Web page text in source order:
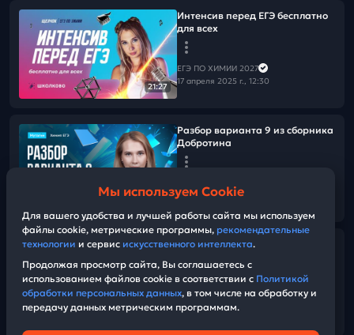
21:27
Интенсив перед ЕГЭ бесплатно
для всех
ЕГЭ ПО ХИМИИ 2027
17 апреля 2025 г., 12:30
Разбор варианта 9 из сборника
Добротина
17 апреля 2025 г., 12:30
01:21:23
Разбор варианта 8 из сборника
ЕГЭ ПО ХИМИИ 2027
15 апреля 2025 г., 12:30
Мы используем Cookie
Для вашего удобства и лучшей работы сайта мы используем
файлы cookie, метрические программы, рекомендательные
технологии и сервис искусственного интеллекта.
Продолжая просмотр сайта, Вы соглашаетесь с
использованием файлов cookie в соответствии с Политикой
обработки персональных данных, в том числе на обработку и
передачу данных метрическим программам.